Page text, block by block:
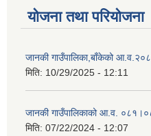
योजना तथा परियोजना
जानकी गाउँपालिका,बाँकेको
मिति: 10/29/2025 - 12:11
जानकी गाउँपालिकाको आ.व.
मिति: 07/22/2024 - 12:07